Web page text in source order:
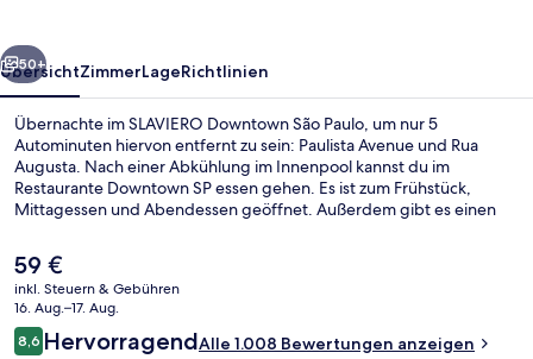
Weiter
50+
ÜbersichtZimmerLageRichtlinien
Übernachte im SLAVIERO Downtown São Paulo, um nur 5
Autominuten hiervon entfernt zu sein: Paulista Avenue und Rua
Augusta. Nach einer Abkühlung im Innenpool kannst du im
Restaurante Downtown SP essen gehen. Es ist zum Frühstück,
Mittagessen und Abendessen geöffnet. Außerdem gibt es einen
hilfsbereite Personal. Die Unterkunft ist nur einen kurzen Fußmarsch
von den öffentlichen Verkehrsmitteln entfernt: Zur U-Bahn läuft
man 3 Minuten (Station Republica) bzw. 10 Minuten (Station
Anhangabaú).
Der
aktuelle
Preis
beträgt
59 €.
59 €
inkl. Steuern & Gebühren
16. Aug.–17. Aug.
Bewertungen
8,68,6 von 10.
HervorragendAlle 1.008 Bewertungen anzeigen